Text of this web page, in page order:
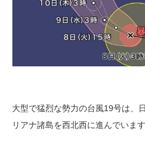
大型で猛烈な勢力の台風19号は、
リアナ諸島を西北西に進んでいます